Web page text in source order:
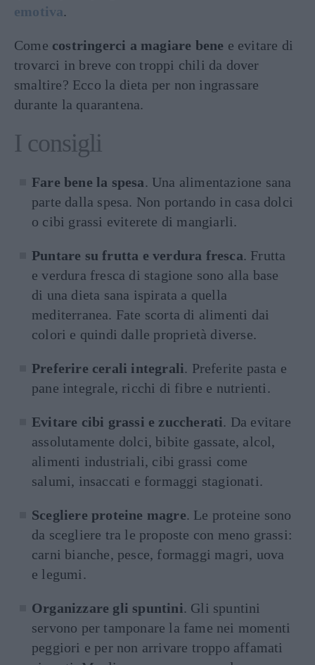
emotiva.
Come costringerci a magiare bene e evitare di
trovarci in breve con troppi chili da dover
smaltire? Ecco la dieta per non ingrassare
durante la quarantena.
I consigli
Fare bene la spesa. Una alimentazione sana
parte dalla spesa. Non portando in casa dolci
o cibi grassi eviterete di mangiarli.
Puntare su frutta e verdura fresca. Frutta
e verdura fresca di stagione sono alla base
di una dieta sana ispirata a quella
mediterranea. Fate scorta di alimenti dai
colori e quindi dalle proprietà diverse.
Preferire cerali integrali. Preferite pasta e
pane integrale, ricchi di fibre e nutrienti.
Evitare cibi grassi e zuccherati. Da evitare
assolutamente dolci, bibite gassate, alcol,
alimenti industriali, cibi grassi come
salumi, insaccati e formaggi stagionati.
Scegliere proteine magre. Le proteine sono
da scegliere tra le proposte con meno grassi:
carni bianche, pesce, formaggi magri, uova
e legumi.
Organizzare gli spuntini. Gli spuntini
servono per tamponare la fame nei momenti
peggiori e per non arrivare troppo affamati